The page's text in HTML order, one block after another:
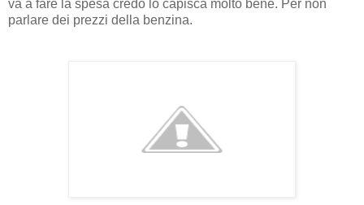
va a fare la spesa credo lo capisca molto bene. Per non
parlare dei prezzi della benzina.